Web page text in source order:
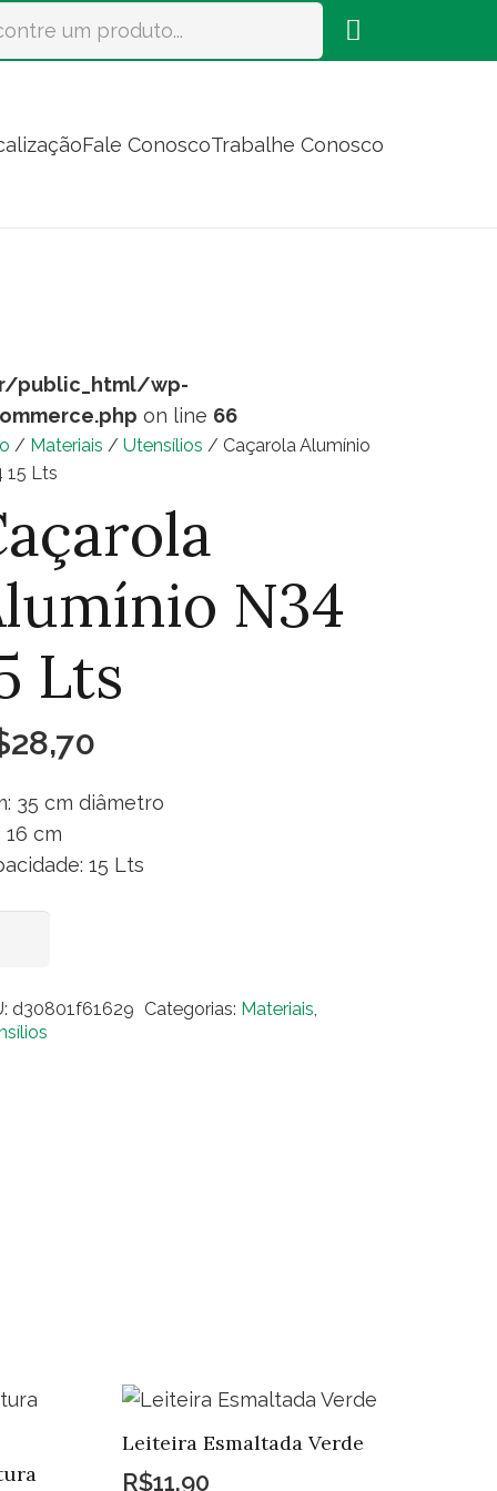
Fale ConoscoTrabalhe Conosco
public_html/wp-
on line 66
/ Materiais / Utensílios / Caçarola Alumínio
15 Lts
N34
Lts
28,70
35 cm diâmetro
16 cm
15 Lts
d30801f61629 Categorias: Materiais
Leiteira Esmaltada Verde
R$11,90